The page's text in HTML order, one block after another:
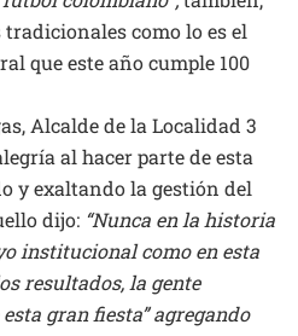
como lo es el
que este año cumple 100
Alcalde de la Localidad 3
al hacer parte de esta
y exaltando la gestión del
dijo: “Nunca en la historia
institucional como en esta
resultados, la gente
gran fiesta” agregando